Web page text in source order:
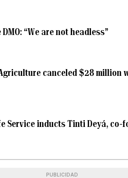
“We are not headless”
Agriculture canceled $28
Service inducts Tinti Deyá,
PUBLICIDAD